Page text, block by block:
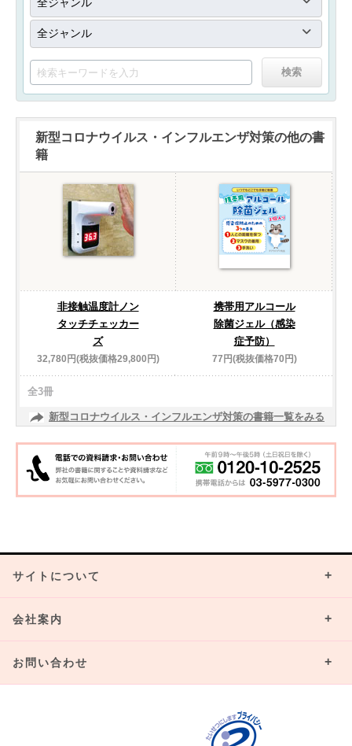
新型コロナウイルス・インフルエンザ対策の他の書
籍
非接触温度計ノン
タッチチェッカー
ズ
32,780円(税抜価格29,800円)
携帯用アルコール
除菌ジェル（感染
症予防）
77円(税抜価格70円)
全3冊
新型コロナウイルス・インフルエンザ対策の書籍一覧をみる
サイトについて
会社案内
お問い合わせ